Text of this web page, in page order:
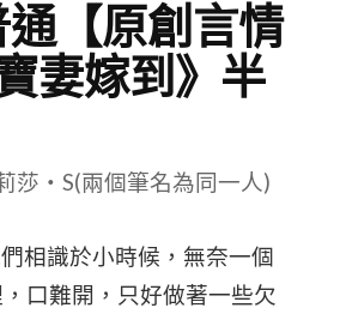
【原創言情
妻嫁到》半
莎・S(兩個筆名為同一人)
相識於小時候，無奈一個
口難開，只好做著一些欠